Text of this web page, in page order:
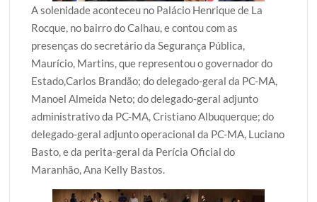
A solenidade aconteceu no Palácio Henrique de La
Rocque, no bairro do Calhau, e contou com as
presenças do secretário da Segurança Pública,
Maurício, Martins, que representou o governador do
Estado,Carlos Brandão; do delegado-geral da PC-MA,
Manoel Almeida Neto; do delegado-geral adjunto
administrativo da PC-MA, Cristiano Albuquerque; do
delegado-geral adjunto operacional da PC-MA, Luciano
Basto, e da perita-geral da Perícia Oficial do
Maranhão, Ana Kelly Bastos.